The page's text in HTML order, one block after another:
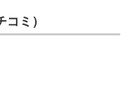
ミ）